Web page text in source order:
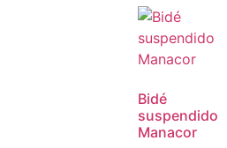
Bidé
suspendido
Manacor